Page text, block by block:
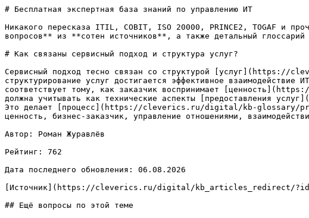
# Бесплатная экспертная база знаний по управлению ИТ
Никакого пересказа ITIL, COBIT, ISO 20000, PRINCE2, TOGAF и
вопросов** из **сотен источников**, а также детальный глоссарий
# Как связаны сервисный подход и структура услуг?
Сервисный подход тесно связан со структурой [услуг](https://
структурирование услуг достигается эффективное
соответствует тому, как заказчик воспринимает
должна учитывать как технические аспекты [предоставления
Это делает [процесс](https://cleverics.ru/digital/kb-glossary/
ценность, бизнес-заказчик, управление отношениями,
Автор: Роман Журавлёв
Рейтинг: 762
Дата последнего обновления: 06.08.2026
[Источник](https://cleverics.ru/digital/kb_articles_redirect/
## Ещё вопросы по этой теме